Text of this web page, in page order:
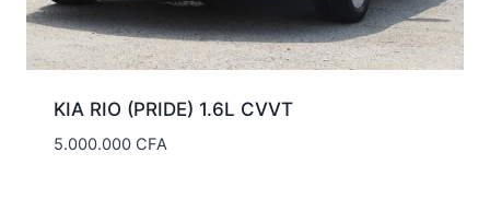
KIA RIO (PRIDE) 1.6L CVVT
5.000.000 CFA